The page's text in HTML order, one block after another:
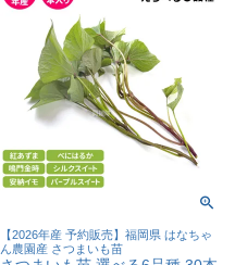
【2026年産 予約販売】福岡県 はなちゃ
ん農園産 さつまいも苗